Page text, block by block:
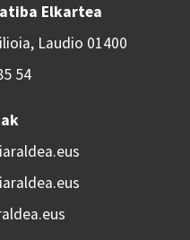
Elkartea
Laudio 01400
54